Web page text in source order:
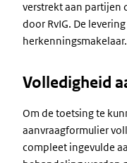
verstrekt aan partijen
door RvIG. De
herkenningsmakelaar.
Volledigheid
Om de toetsing te
aanvraagformulier
compleet ingevulde